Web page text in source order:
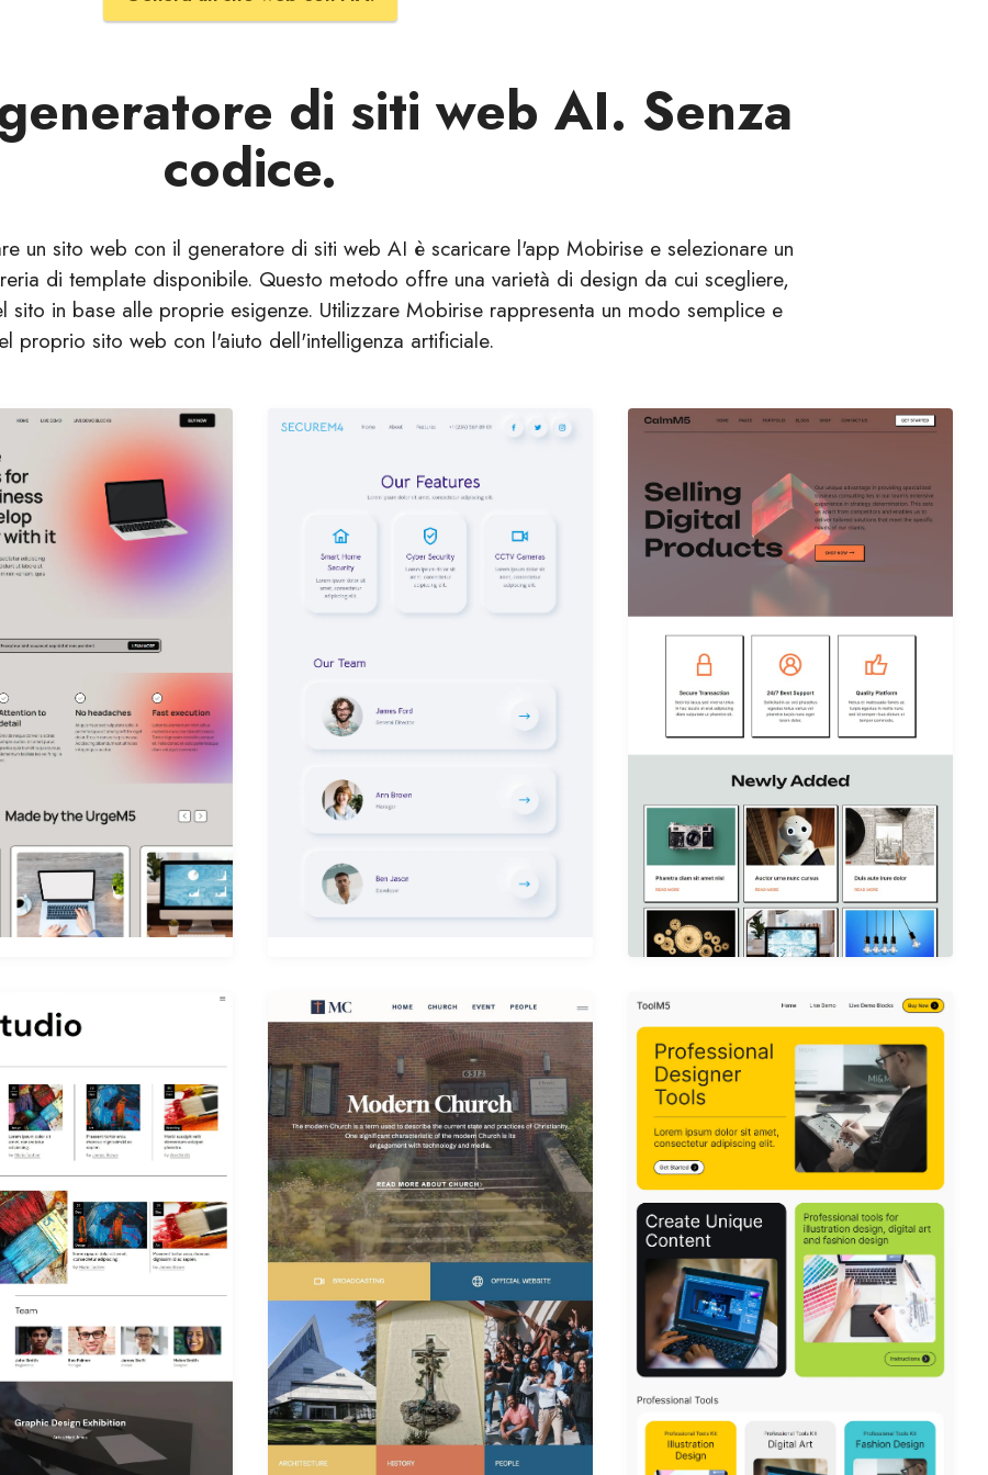
di siti web AI. Senza
codice.
un sito web con il generatore di siti web AI è scaricare l'app Mobirise e selezionare un
di template disponibile. Questo metodo offre una varietà di design da cui scegliere,
sito in base alle proprie esigenze. Utilizzare Mobirise rappresenta un modo semplice e
proprio sito web con l'aiuto dell'intelligenza artificiale.